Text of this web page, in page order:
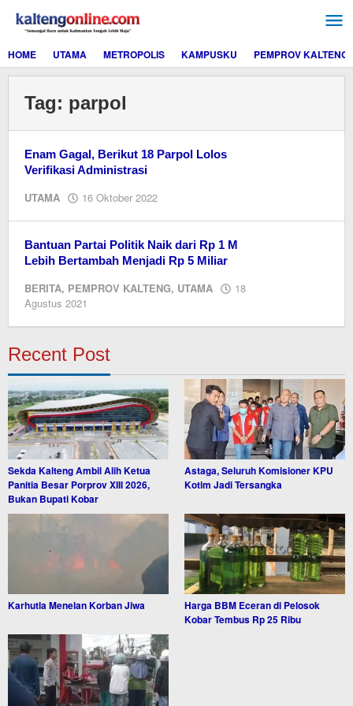
konten
HOME
UTAMA METROPOLIS KAMPUSKU PEMPROV KALTENG
Tag: parpol
Enam Gagal, Berikut 18 Parpol Lolos
Verifikasi Administrasi
UTAMA 16 Oktober 2022
Bantuan Partai Politik Naik dari Rp 1 M
Lebih Bertambah Menjadi Rp 5 Miliar
BERITA, PEMPROV KALTENG, UTAMA
18
Agustus 2021
Recent Post
Sekda Kalteng Ambil Alih Ketua
Panitia Besar Porprov XIII 2026,
Bukan Bupati Kobar
Astaga, Seluruh Komisioner KPU
Kotim Jadi Tersangka
Karhutla Menelan Korban Jiwa
Harga BBM Eceran di Pelosok
Kobar Tembus Rp 25 Ribu